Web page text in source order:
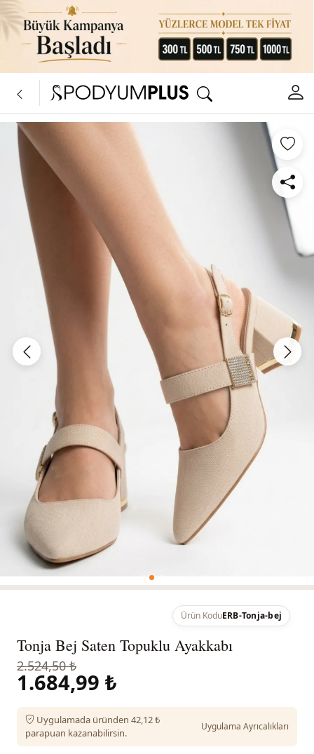
Ürün KoduERB-Tonja-bej
Tonja Bej Saten Topuklu Ayakkabı
2.524,50 ₺
1.684,99 ₺
Uygulamada üründen 42,12 ₺
parapuan kazanabilirsin.
Uygulama Ayrıcalıkları